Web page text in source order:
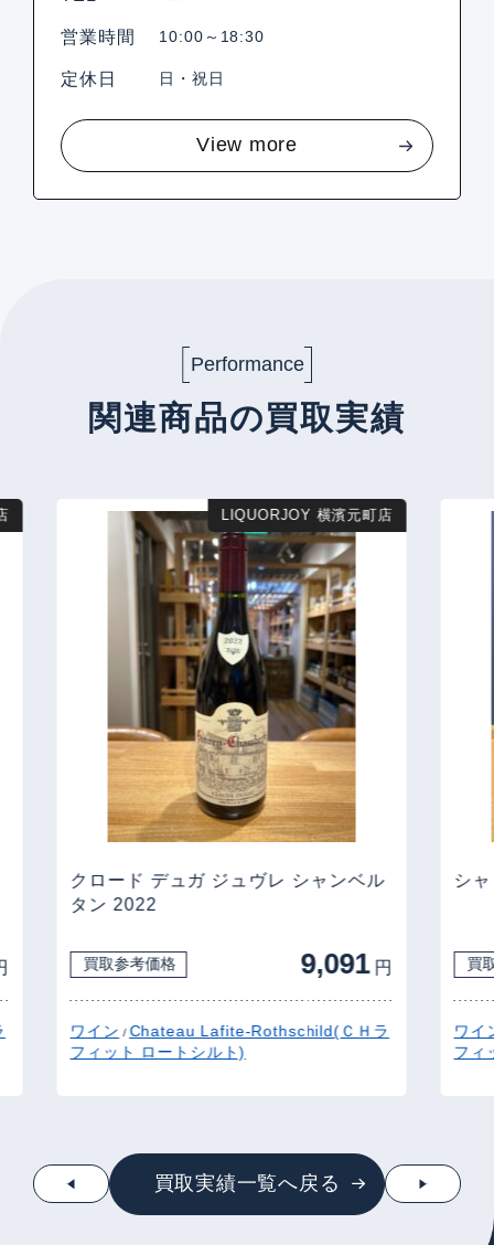
営業時間 10:00～18:30
定休日 日・祝日
View more
Performance
関連商品の買取実績
LIQUORJOY 横濱元町店
クロード デュガ ジュヴレ シャンベル
タン 2022
買取参考価格 9,091 円
ワイン/Chateau Lafite-Rothschild(ＣＨラ
フィット ロートシルト)
シ
買
ワイ
フィ
買取実績一覧へ戻る